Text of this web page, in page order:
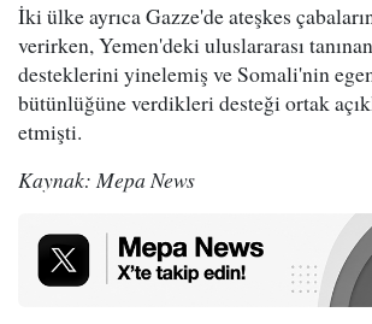
İki ülke ayrıca Gazze'de ateşkes
verirken, Yemen'deki uluslararası
desteklerini yinelemiş ve Somali'nin
bütünlüğüne verdikleri desteği ortak
etmişti.
Kaynak: Mepa News